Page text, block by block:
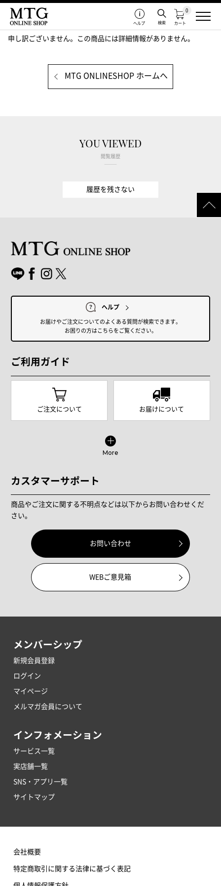
カート
0
検索
ヘルプ
申し訳ございません。この商品には詳細情報がありません。
MTG ONLINESHOP ホームへ
YOU VIEWED
閲覧履歴
履歴を残さない
ヘルプ
お届けやご注文についてのよくある質問が検索できます。
お困りの方はこちらをご覧ください。
ご利用ガイド
ご注文について お届けについて
More
カスタマーサポート
商品やご注文に関する不明点などは以下からお問い合わせくだ
さい。
お問い合わせ
WEBご意見箱
メンバーシップ
新規会員登録
ログイン
マイページ
メルマガ会員について
インフォメーション
サービス一覧
実店舗一覧
SNS・アプリ一覧
サイトマップ
会社概要
特定商取引に関する法律に基づく表記